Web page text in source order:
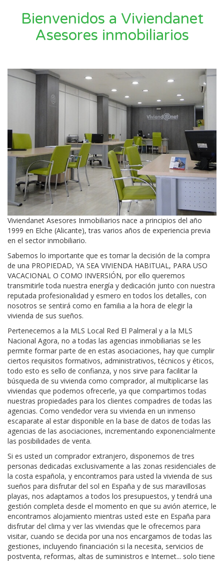
Bienvenidos a Viviendanet
Asesores inmobiliarios
Viviendanet Asesores Inmobiliarios nace a principios del año
1999 en Elche (Alicante), tras varios años de experiencia previa
en el sector inmobiliario.
Sabemos lo importante que es tomar la decisión de la compra
de una PROPIEDAD, YA SEA VIVIENDA HABITUAL, PARA USO
VACACIONAL O COMO INVERSIÓN, por ello queremos
transmitirle toda nuestra energía y dedicación junto con nuestra
reputada profesionalidad y esmero en todos los detalles, con
nosotros se sentirá como en familia a la hora de elegir la
vivienda de sus sueños.
Pertenecemos a la MLS Local Red El Palmeral y a la MLS
Nacional Agora, no a todas las agencias inmobiliarias se les
permite formar parte de en estas asociaciones, hay que cumplir
ciertos requisitos formativos, administrativos, técnicos y éticos,
todo esto es sello de confianza, y nos sirve para facilitar la
búsqueda de su vivienda como comprador, al multiplicarse las
viviendas que podemos ofrecerle, ya que compartimos todas
nuestras propiedades para los clientes compadres de todas las
agencias. Como vendedor vera su vivienda en un inmenso
escaparate al estar disponible en la base de datos de todas las
agencias de las asociaciones, incrementando exponencialmente
las posibilidades de venta.
Si es usted un comprador extranjero, disponemos de tres
personas dedicadas exclusivamente a las zonas residenciales de
la costa española, y encontramos para usted la vivienda de sus
sueños para disfrutar del sol en España y de sus maravillosas
playas, nos adaptamos a todos los presupuestos, y tendrá una
gestión completa desde el momento en que su avión aterrice, le
encontramos alojamiento mientras usted este en España para
disfrutar del clima y ver las viviendas que le ofrecemos para
visitar, cuando se decida por una nos encargamos de todas las
gestiones, incluyendo financiación si la necesita, servicios de
postventa, reformas, altas de suministros e Internet... solo tiene